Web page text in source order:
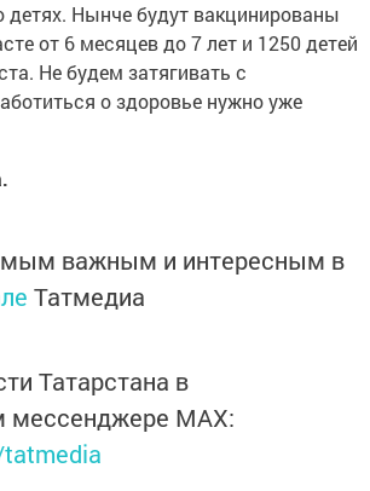
Нынче будут вакцинированы
от 6 месяцев до 7 лет и 1250 детей
Не будем затягивать с
о здоровье нужно уже
важным и интересным в
Татмедиа
Татарстана в
мессенджере MАХ: